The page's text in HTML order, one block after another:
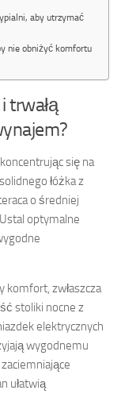
aby utrzymać
nie obniżyć komfortu
trwałą
się na
łóżka z
o średniej
optymalne
komfort, zwłaszcza
stoliki nocne z
elektrycznych
wygodnemu
ułatwią